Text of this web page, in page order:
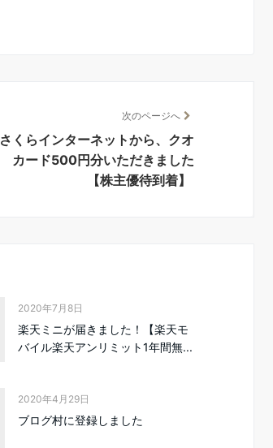
次のページへ
さくらインターネットから、クオ
カード500円分いただきました
【株主優待到着】
2020年7月8日
楽天ミニが届きました！【楽天モ
バイル楽天アンリミット1年間無...
2020年4月29日
ブログ村に登録しました